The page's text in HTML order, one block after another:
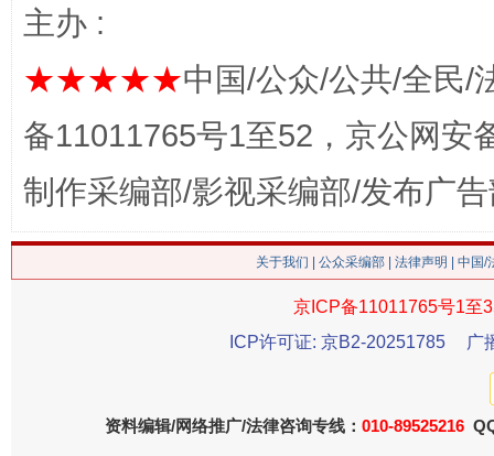
这是一记警钟！ 谢
主办 :
★★★★★中国/公众/公共/全民/
备11011765号1至52，京公网安
制作采编部/影视采编部/发布广
关于我们 公众采编部 法律声明 | 中国
京ICP备11011765号1至
ICP许可证: 京B2-20251785
广
资料编辑/网络推广/法律咨询专线： 010-89525216